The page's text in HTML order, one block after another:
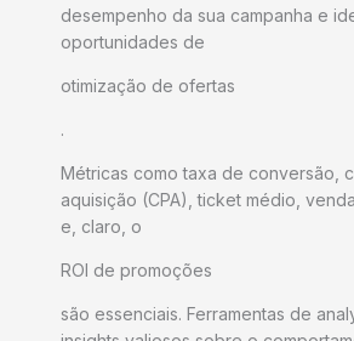
desempenho da sua campanha e
oportunidades de
otimização de ofertas
.
Métricas como taxa de conversão,
aquisição (CPA), ticket médio,
e, claro, o
ROI de promoções
são essenciais. Ferramentas de